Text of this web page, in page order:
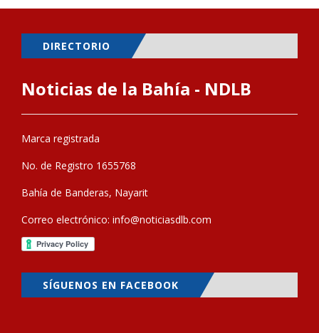
DIRECTORIO
Noticias de la Bahía - NDLB
Marca registrada
No. de Registro 1655768
Bahía de Banderas, Nayarit
Correo electrónico: info@noticiasdlb.com
SÍGUENOS EN FACEBOOK